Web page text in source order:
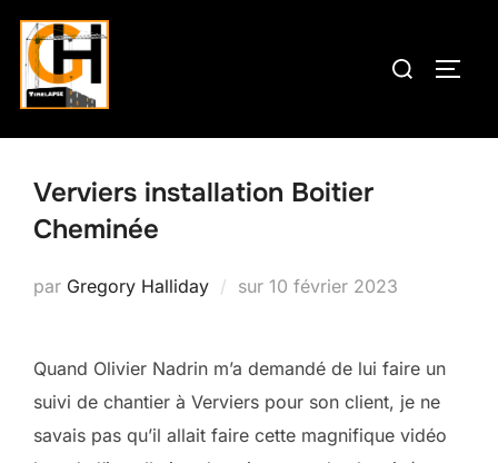
Aller
contenu
Rechercher :
Verviers installation Boitier
Cheminée
par Gregory Halliday sur Publié
10 février 2023
Quand Olivier Nadrin m’a demandé de lui faire un
suivi de chantier à Verviers pour son client, je ne
savais pas qu’il allait faire cette magnifique vidéo